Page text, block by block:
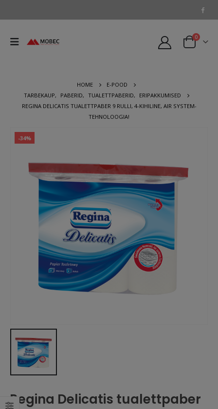
0
HOME
E-POOD
TARBEKAUP, PABERID, TUALETTPABERID,
ERIPAKKUMISED
REGINA DELICATIS TUALETTPABER 9 RULLI, 4-KIHILINE, AIR SYSTEM-
TEHNOLOOGIA!
-34%
Regina Delicatis tualettpaber